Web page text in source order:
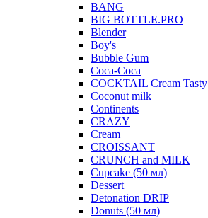
BANG
BIG BOTTLE.PRO
Blender
Boy's
Bubble Gum
Coca-Coca
COCKTAIL Cream Tasty
Coconut milk
Continents
CRAZY
Cream
CROISSANT
CRUNCH and MILK
Cupcake (50 мл)
Dessert
Detonation DRIP
Donuts (50 мл)